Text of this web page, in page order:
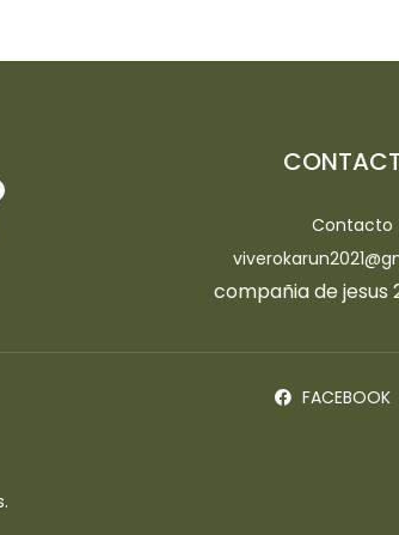
Contacto
compañia de jesus
FACEBOOK